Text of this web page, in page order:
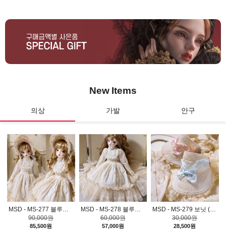
New Items
의상 가발 안구
MSD - MS-277 블루밍 레이스 드레스 세트 AJM0806
90,000원
85,500원
MSD - MS-278 블루밍 레이스 원피스 AJM0806
60,000원
57,000원
MSD - MS-279 보닛 (핑크 or 블루) AJM0806
30,000원
28,500원